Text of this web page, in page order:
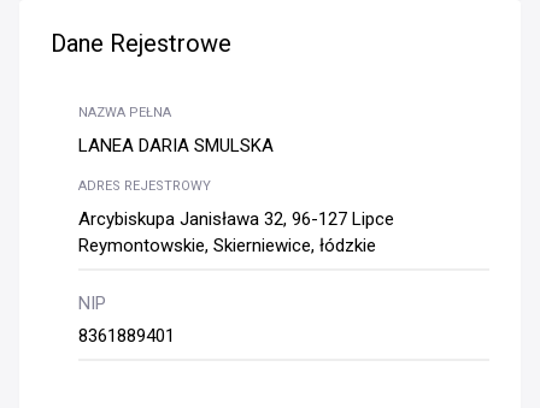
Dane Rejestrowe
NAZWA PEŁNA
LANEA DARIA SMULSKA
ADRES REJESTROWY
Arcybiskupa Janisława 32, 96-127 Lipce
Reymontowskie, Skierniewice, łódzkie
NIP
8361889401